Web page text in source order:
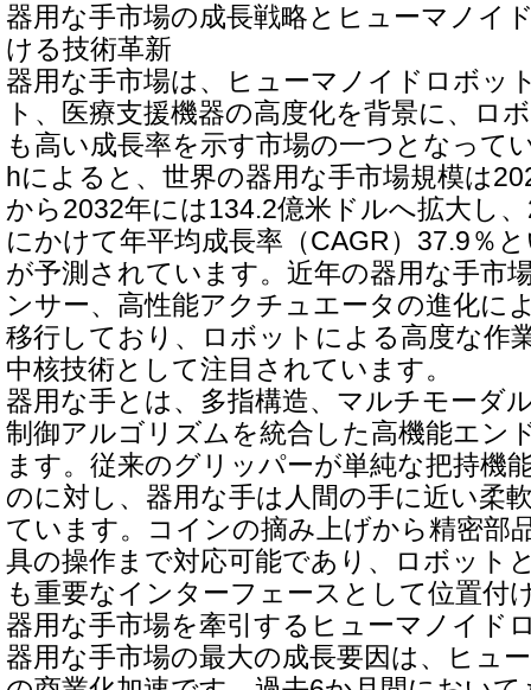
器用な手市場の成長戦略とヒューマノイ
ける技術革新
器用な手市場は、ヒューマノイドロボッ
ト、医療支援機器の高度化を背景に、ロ
も高い成長率を示す市場の一つとなって
hによると、世界の器用な手市場規模は
から2032年には134.2億米ドルへ拡大し
にかけて年平均成長率（CAGR）37.9％
が予測されています。近年の器用な手市
ンサー、高性能アクチュエータの進化に
移行しており、ロボットによる高度な作
中核技術として注目されています。
器用な手とは、多指構造、マルチモーダ
制御アルゴリズムを統合した高機能エン
ます。従来のグリッパーが単純な把持機
のに対し、器用な手は人間の手に近い柔
ています。コインの摘み上げから精密部
具の操作まで対応可能であり、ロボット
も重要なインターフェースとして位置付
器用な手市場を牽引するヒューマノイド
器用な手市場の最大の成長要因は、ヒュ